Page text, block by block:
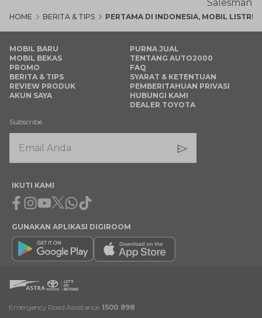
HOME BERITA & TIPS PERTAMA DI INDONESIA, MOBIL
MOBIL BARU
MOBIL BEKAS
PROMO
BERITA & TIPS
REVIEW PRODUK
AKUN SAYA
PURNA JUAL
TENTANG AUTO2000
FAQ
SYARAT & KETENTUAN
PEMBERITAHUAN PRIVASI
HUBUNGI KAMI
DEALER TOYOTA
Subscribe
IKUTI KAMI
Facebook
Instagram
Youtube
X Whatsapp
Tiktok
GUNAKAN APLIKASI DIGIROOM
Emergency Road Assistance 1500 898